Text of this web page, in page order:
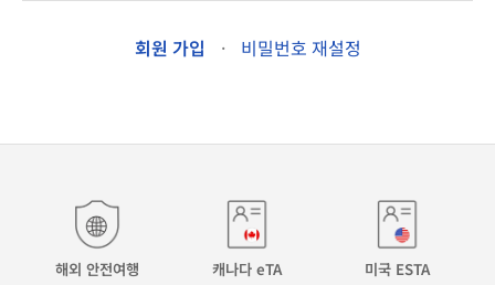
회원 가입 · 비밀번호 재설정
해외 안전여행 캐나다 eTA 미국 ESTA